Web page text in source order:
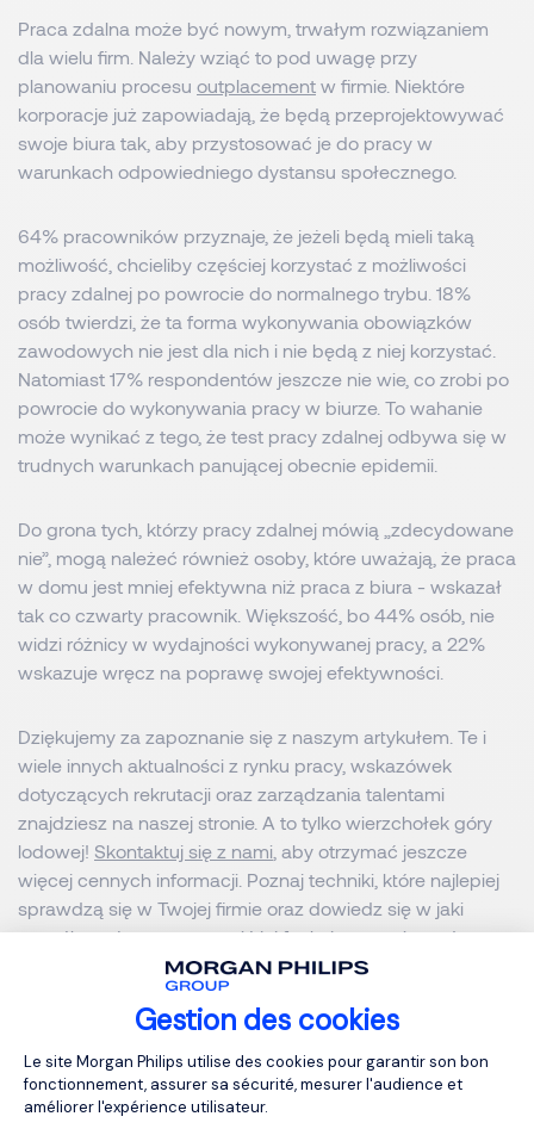
Gestion des cookies
Plateforme de Gestion du
Le site Morgan Philips utilise des cookies pour garantir son bon
fonctionnement, assurer sa sécurité, mesurer l'audience et
améliorer l'expérience utilisateur.
Praca zdalna może być nowym, trwałym rozwiązaniem
dla wielu firm. Należy wziąć to pod uwagę przy
planowaniu procesu outplacement w firmie. Niektóre
korporacje już zapowiadają, że będą przeprojektowywać
swoje biura tak, aby przystosować je do pracy w
warunkach odpowiedniego dystansu społecznego.
64% pracowników przyznaje, że jeżeli będą mieli taką
możliwość, chcieliby częściej korzystać z możliwości
pracy zdalnej po powrocie do normalnego trybu. 18%
osób twierdzi, że ta forma wykonywania obowiązków
zawodowych nie jest dla nich i nie będą z niej korzystać.
Natomiast 17% respondentów jeszcze nie wie, co zrobi po
powrocie do wykonywania pracy w biurze. To wahanie
może wynikać z tego, że test pracy zdalnej odbywa się w
trudnych warunkach panującej obecnie epidemii.
Do grona tych, którzy pracy zdalnej mówią „zdecydowane
nie”, mogą należeć również osoby, które uważają, że praca
w domu jest mniej efektywna niż praca z biura - wskazał
tak co czwarty pracownik. Większość, bo 44% osób, nie
widzi różnicy w wydajności wykonywanej pracy, a 22%
wskazuje wręcz na poprawę swojej efektywności.
Dziękujemy za zapoznanie się z naszym artykułem. Te i
wiele innych aktualności z rynku pracy, wskazówek
dotyczących rekrutacji oraz zarządzania talentami
znajdziesz na naszej stronie. A to tylko wierzchołek góry
lodowej! Skontaktuj się z nami , aby otrzymać jeszcze
więcej cennych informacji. Poznaj techniki, które najlepiej
sprawdzą się w Twojej firmie oraz dowiedz się w jaki
sposób możemy usprawnić jej funkcjonowanie pod
względem zarządzania pracownikami i rekrutacji.
MORGAN PHILIPS SPECIALIST RECRUITMENT